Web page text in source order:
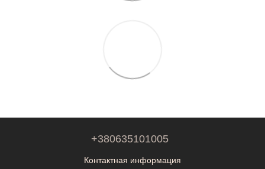
+380635101005
Контактная информация